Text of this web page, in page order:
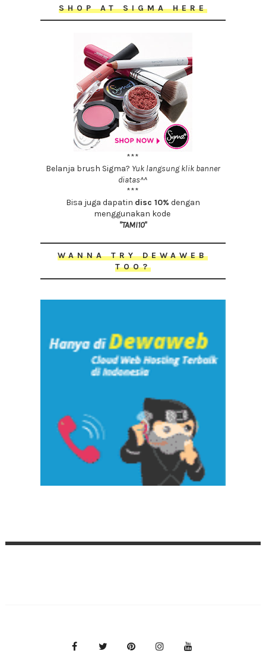
SHOP AT SIGMA HERE
***
Belanja brush Sigma? Yuk langsung klik banner
diatas^^
***
Bisa juga dapatin disc 10% dengan
menggunakan kode
"TAMI10"
WANNA TRY DEWAWEB
TOO?